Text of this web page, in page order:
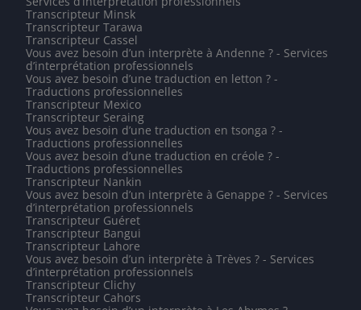
Transcripteur Minsk
Transcripteur Tarawa
Transcripteur Cassel
Vous avez besoin d’un interprète à Andenne ? - Services
d’interprétation professionnels
Vous avez besoin d’une traduction en letton ? -
Traductions professionnelles
Transcripteur Mexico
Transcripteur Seraing
Vous avez besoin d’une traduction en tsonga ? -
Traductions professionnelles
Vous avez besoin d’une traduction en créole ? -
Traductions professionnelles
Transcripteur Nankin
Vous avez besoin d’un interprète à Genappe ? - Services
d’interprétation professionnels
Transcripteur Guéret
Transcripteur Bangui
Transcripteur Lahore
Vous avez besoin d’un interprète à Trèves ? - Services
d’interprétation professionnels
Transcripteur Clichy
Transcripteur Cahors